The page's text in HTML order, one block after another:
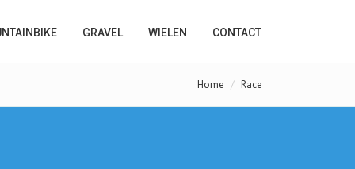
GRAVEL WIELEN CONTACT
Home Race